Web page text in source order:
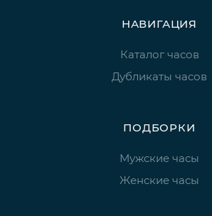
НАВИГАЦИЯ
Каталог часов
Дубликаты часов
ПОДБОРКИ
Мужские часы
Женские часы